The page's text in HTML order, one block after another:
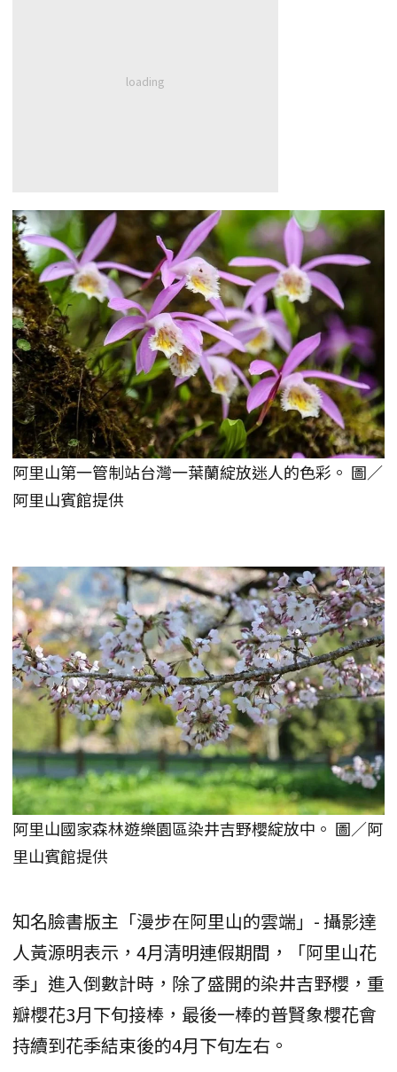
阿里山第一管制站台灣一葉蘭綻放迷人的色彩。 圖／
阿里山賓館提供
阿里山國家森林遊樂園區染井吉野櫻綻放中。 圖／阿
里山賓館提供
知名臉書版主「漫步在阿里山的雲端」- 攝影達
人黃源明表示，4月清明連假期間，「阿里山花
季」進入倒數計時，除了盛開的染井吉野櫻，重
瓣櫻花3月下旬接棒，最後一棒的普賢象櫻花會
持續到花季結束後的4月下旬左右。